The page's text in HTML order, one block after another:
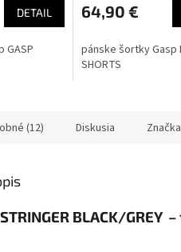
DETAIL
GASP
64,90 €
pánske šortky Gasp
SHORTS
(12) Diskusia Značka
BLACK/